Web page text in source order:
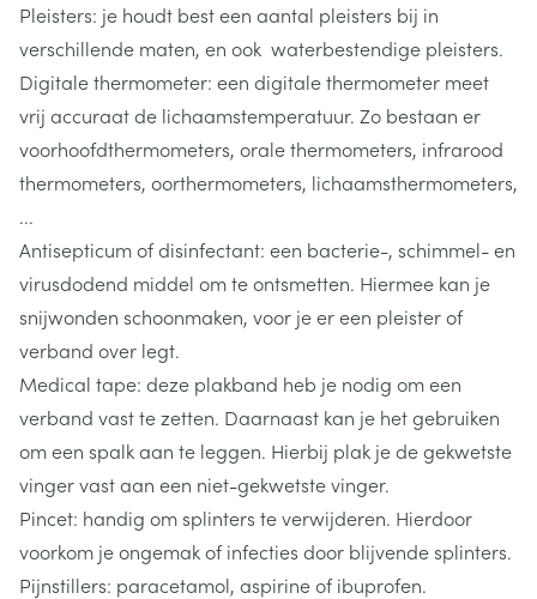
Pleisters: je houdt best een aantal pleisters bij in
verschillende maten, en ook waterbestendige pleisters.
Digitale thermometer: een digitale thermometer meet
vrij accuraat de lichaamstemperatuur. Zo bestaan er
voorhoofdthermometers, orale thermometers, infrarood
thermometers, oorthermometers, lichaamsthermometers,
...
Antisepticum of disinfectant: een bacterie-, schimmel- en
virusdodend middel om te ontsmetten. Hiermee kan je
snijwonden schoonmaken, voor je er een pleister of
verband over legt.
Medical tape: deze plakband heb je nodig om een
verband vast te zetten. Daarnaast kan je het gebruiken
om een spalk aan te leggen. Hierbij plak je de gekwetste
vinger vast aan een niet-gekwetste vinger.
Pincet: handig om splinters te verwijderen. Hierdoor
voorkom je ongemak of infecties door blijvende splinters.
Pijnstillers: paracetamol, aspirine of ibuprofen.